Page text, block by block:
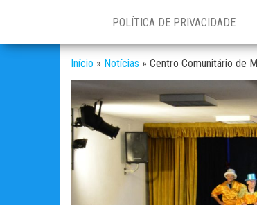
POLÍTICA DE PRIVACIDADE
Início » Notícias » Centro Comunitário de